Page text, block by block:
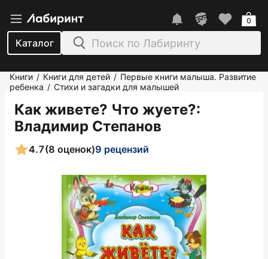
Каталог
0
Книги / Книги для детей / Первые книги малыша. Развитие
ребенка / Стихи и загадки для малышей
Как живете? Что жуете?:
Владимир Степанов
4.7(8 оценок)9 рецензий